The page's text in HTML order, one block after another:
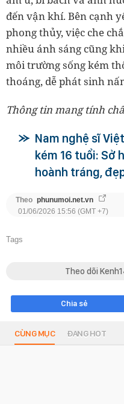
đến vận khí. Bên cạnh
phong thủy, việc che
nhiều ánh sáng cũng
môi trường sống kém
thoáng, dễ phát sinh
Thông tin mang tính
Nam nghệ sĩ
kém 16 tuổi: Sở
hoành tráng,
Theo phunumoi.net.vn
01/06/2026 15:56 (GMT +7)
Tags
Theo dõi
Chia sẻ
CÙNG MỤC ĐANG HOT